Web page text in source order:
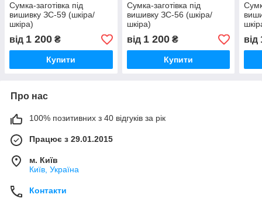
Сумка-заготівка під
вишивку ЗС-59 (шкіра/
шкіра)
від 1 200 ₴
Купити
Сумка-заготівка під
вишивку ЗС-56 (шкіра/
шкіра)
від 1 200₴
Купити
від
Про нас
100% позитивних з 40 відгуків за рік
Працює з 29.01.2015
м. Київ
Київ, Україна
Контакти